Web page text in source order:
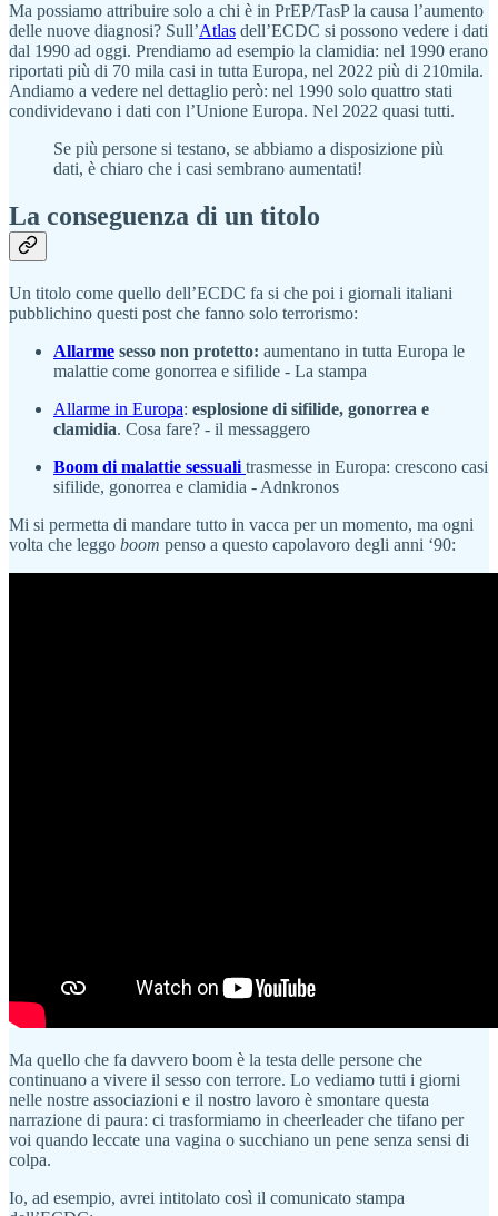
Ma possiamo attribuire solo a chi è in PrEP/TasP la causa l’aumento
delle nuove diagnosi? Sull’Atlas dell’ECDC si possono vedere i dati
dal 1990 ad oggi. Prendiamo ad esempio la clamidia: nel 1990 erano
riportati più di 70 mila casi in tutta Europa, nel 2022 più di 210mila.
Andiamo a vedere nel dettaglio però: nel 1990 solo quattro stati
condividevano i dati con l’Unione Europa. Nel 2022 quasi tutti.
Se più persone si testano, se abbiamo a disposizione più
dati, è chiaro che i casi sembrano aumentati!
La conseguenza di un titolo
Un titolo come quello dell’ECDC fa si che poi i giornali italiani
pubblichino questi post che fanno solo terrorismo:
Allarme sesso non protetto: aumentano in tutta Europa le
malattie come gonorrea e sifilide - La stampa
Allarme in Europa: esplosione di sifilide, gonorrea e
clamidia. Cosa fare? - il messaggero
Boom di malattie sessuali trasmesse in Europa: crescono casi
sifilide, gonorrea e clamidia - Adnkronos
Mi si permetta di mandare tutto in vacca per un momento, ma ogni
volta che leggo boom penso a questo capolavoro degli anni ‘90:
Ma quello che fa davvero boom è la testa delle persone che
continuano a vivere il sesso con terrore. Lo vediamo tutti i giorni
nelle nostre associazioni e il nostro lavoro è smontare questa
narrazione di paura: ci trasformiamo in cheerleader che tifano per
voi quando leccate una vagina o succhiano un pene senza sensi di
colpa.
Io, ad esempio, avrei intitolato così il comunicato stampa